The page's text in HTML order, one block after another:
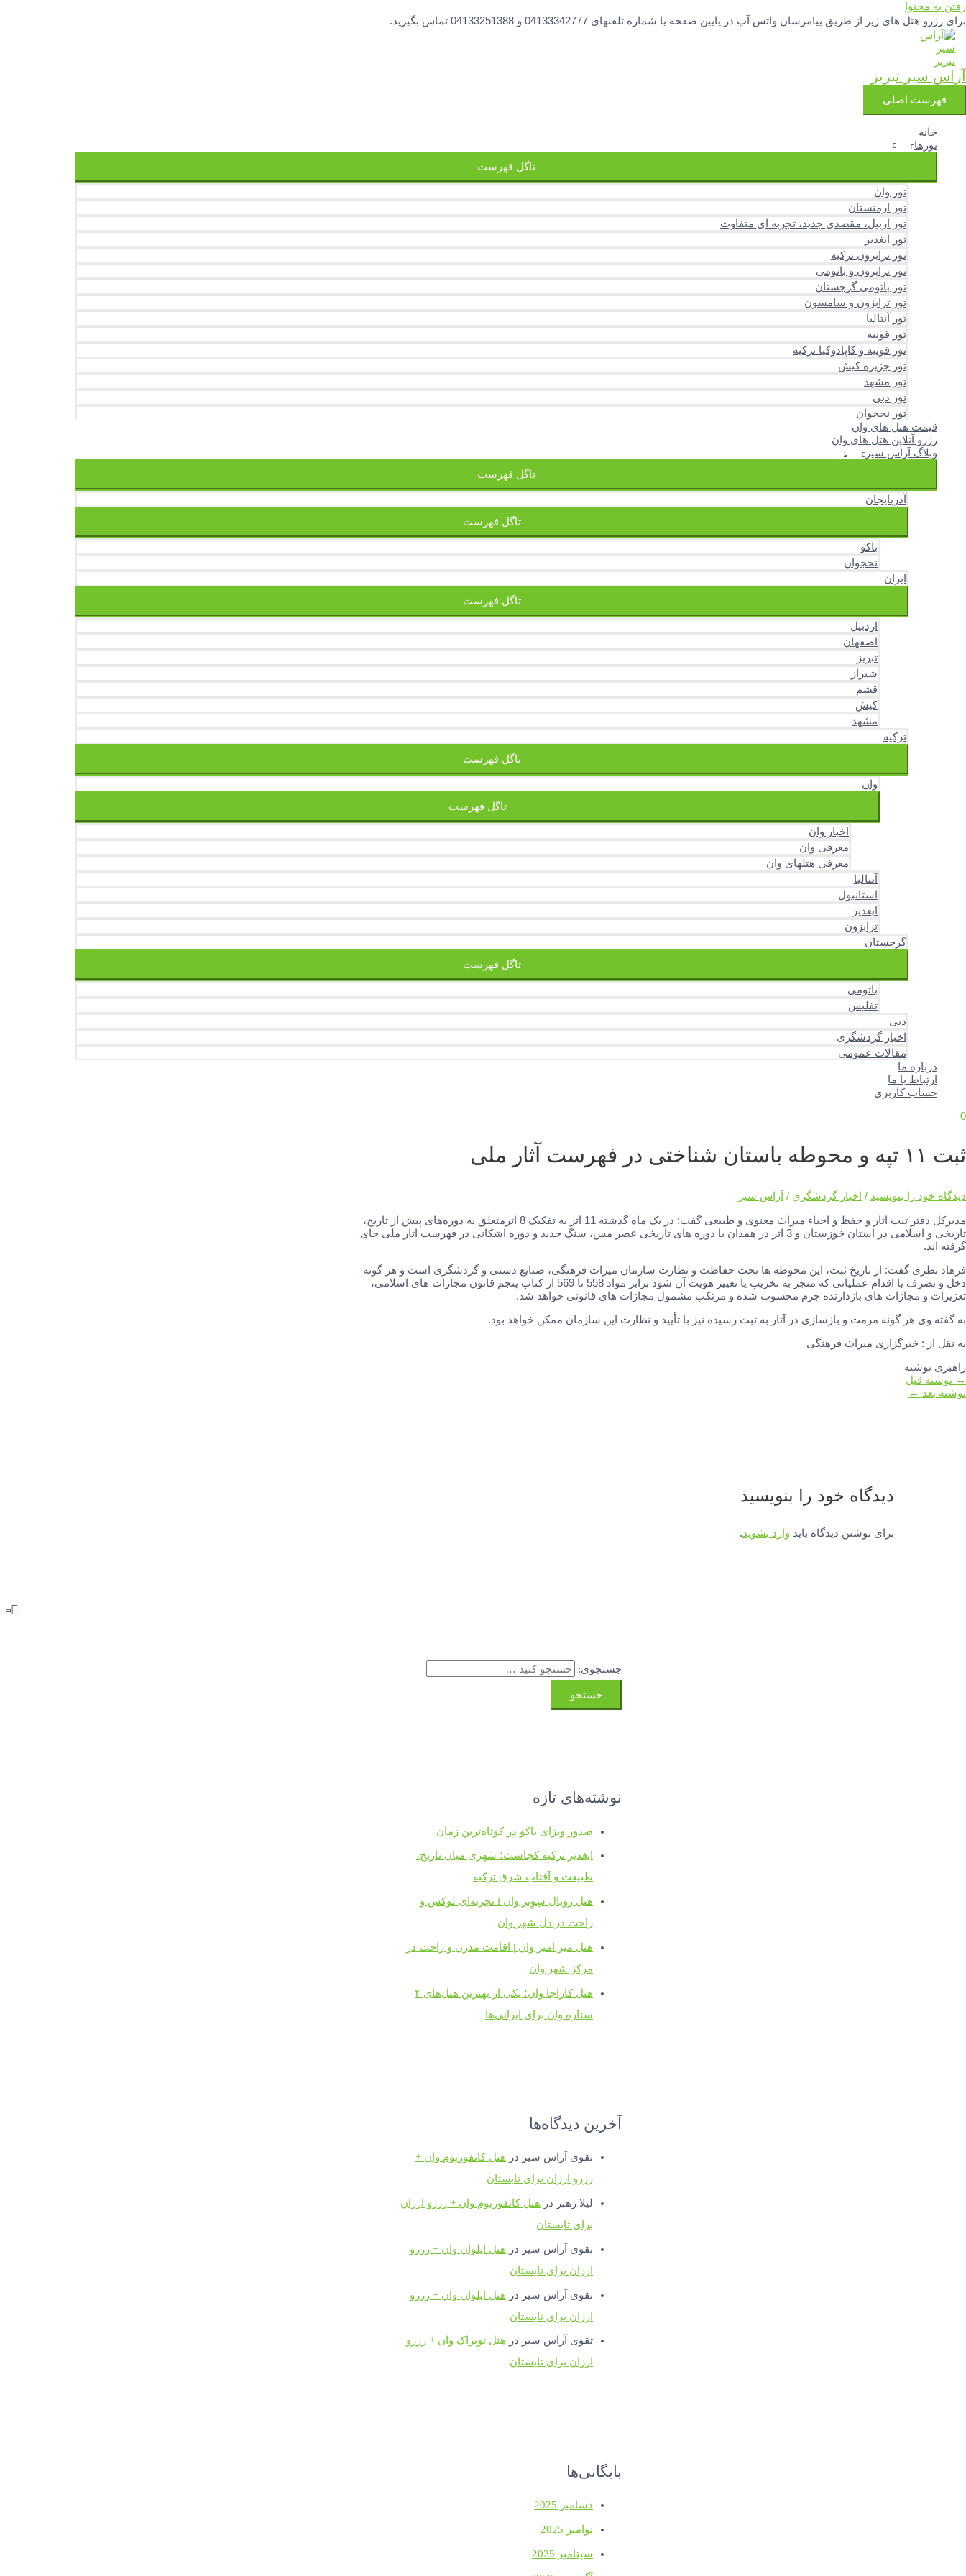
رفتن به محتوا
برای رزرو هتل های زیر از طریق پیامرسان واتس آپ در پایین صفحه یا شماره تلفنهای 04133342777 و 04133251388 تماس بگیرید.
آراس سیر تبریز
فهرست اصلی
خانه
تورها
تاگل فهرست
تور وان
تور ارمنستان
تور اربیل، مقصدی جدید، تجربه ای متفاوت
تور ایغدیر
تور ترابزون ترکیه
تور ترابزون و باتومی
تور باتومی گرجستان
تور ترابزون و سامسون
تور آنتالیا
تور قونیه
تور قونیه و کاپادوکیا ترکیه
تور جزیره کیش
تور مشهد
تور دبی
تور نخجوان
قیمت هتل های وان
رزرو آنلاین هتل های وان
وبلاگ آراس سیر
تاگل فهرست
آذربایجان
تاگل فهرست
باکو
نخجوان
ایران
تاگل فهرست
اردبیل
اصفهان
تبریز
شیراز
قشم
کیش
مشهد
ترکیه
تاگل فهرست
وان
تاگل فهرست
اخبار وان
معرفی وان
معرفی هتلهای وان
آنتالیا
استانبول
ایغدیر
ترابزون
گرجستان
تاگل فهرست
باتومی
تفلیس
دبی
اخبار گردشگری
مقالات عمومی
درباره ما
ارتباط با ما
حساب کاربری
0
ثبت ۱۱ تپه و محوطه باستان شناختی در فهرست آثار ملی
دیدگاه‌ خود را بنویسید / اخبار گردشگری / آراس سیر
مدیرکل دفتر ثبت آثار و حفظ و احیاء میراث معنوی و طبیعی گفت: در یک ماه گذشته 11 اثر به تفکیک 8 اثرمتعلق به دوره‌های پیش از تاریخ،
تاریخی و اسلامی در استان خوزستان و 3 اثر در همدان با دوره های تاریخی عصر مس، سنگ جدید و دوره اشکانی در فهرست آثار ملی جای
گرفته اند.
فرهاد نظری گفت: از تاریخ ثبت، این محوطه ها تحت حفاظت و نظارت سازمان میراث فرهنگی، صنایع دستی و گردشگری است و هر گونه
دخل و تصرف یا اقدام عملیاتی که منجر به تخریب یا تغییر هویت آن شود برابر مواد 558 تا 569 از کتاب پنجم قانون مجازات های اسلامی،
تعزیرات و مجازات های بازدارنده جرم محسوب شده و مرتکب مشمول مجازات های قانونی خواهد شد.
به گفته وی هر گونه مرمت و بازسازی در آثار به ثبت رسیده نیز با تأیید و نظارت این سازمان ممکن خواهد بود.
به نقل از : خبرگزاری میراث فرهنگی
راهبری نوشته
→ نوشته قبل
نوشته بعد ←
دیدگاه‌ خود را بنویسید
برای نوشتن دیدگاه باید وارد بشوید.
جستجوی:
نوشته‌های تازه
صدور ویزای باکو در کوتاه‌ترین زمان
ایغدیر ترکیه کجاست؛ شهری میان تاریخ،
طبیعت و آفتاب شرق ترکیه
هتل رویال سِوِنز وان l تجربه‌ای لوکس و
راحت در دل شهر وان
هتل میر امیر وان | اقامت مدرن و راحت در
مرکز شهر وان
هتل کاراجا وان؛ یکی از بهترین هتل‌های ۴
ستاره وان برای ایرانی‌ها
آخرین دیدگاه‌ها
تقوی آراس سیر در هتل کانفوریوم وان +
رزرو ارزان برای تابستان
لیلا رهبر در هتل کانفوریوم وان + رزرو ارزان
برای تابستان
تقوی آراس سیر در هتل ایلوان وان + رزرو
ارزان برای تابستان
تقوی آراس سیر در هتل ایلوان وان + رزرو
ارزان برای تابستان
تقوی آراس سیر در هتل توپراک وان + رزرو
ارزان برای تابستان
بایگانی‌ها
دسامبر 2025
نوامبر 2025
سپتامبر 2025